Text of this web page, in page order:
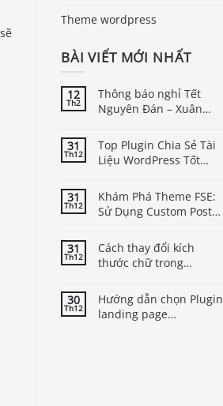
Theme wordpress
BÀI VIẾT MỚI NHẤT
12
Th2
Thông báo nghỉ Tết
Nguyên Đán – Xuân
31
Th12
Top Plugin Chia Sẻ Tài
Liệu WordPress Tốt
31
Th12
Khám Phá Theme FSE:
Sử Dụng Custom Post
31
Th12
Cách thay đổi kích
thước chữ trong
trải nghiệm người dùng
30
Th12
Hướng dẫn chọn Plugin
landing page